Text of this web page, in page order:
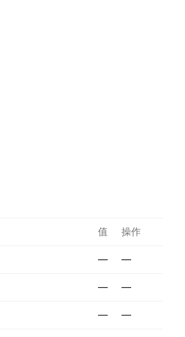
值 操作
— —
— —
— —